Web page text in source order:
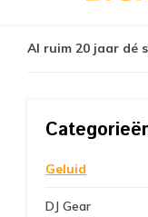
Al ruim 20 jaar dé
Geluid
DJ Gear